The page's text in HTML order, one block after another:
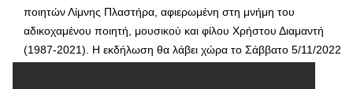
ποιητών Λίμνης Πλαστήρα, αφιερωμένη στη μνήμη του
αδικοχαμένου ποιητή, μουσικού και φίλου Χρήστου Διαμαντή
(1987-2021). Η εκδήλωση θα λάβει χώρα το Σάββατο 5/11/2022